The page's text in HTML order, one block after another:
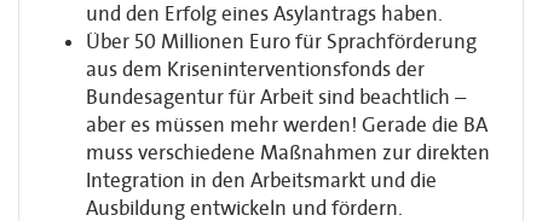
und den Erfolg eines Asylantrags haben.
Über 50 Millionen Euro für Sprachförderung
aus dem Kriseninterventionsfonds der
Bundesagentur für Arbeit sind beachtlich –
aber es müssen mehr werden! Gerade die BA
muss verschiedene Maßnahmen zur direkten
Integration in den Arbeitsmarkt und die
Ausbildung entwickeln und fördern.